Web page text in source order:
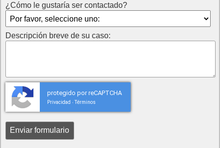
¿Cómo le gustaría ser contactado?
Descripción breve de su caso:
protegido por reCAPTCHA
Privacidad - Términos